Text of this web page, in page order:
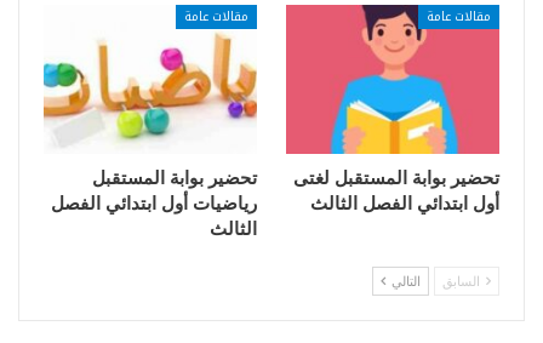
مقالات عامة
تحضير بوابة المستقبل لغتى
أول ابتدائي الفصل الثالث
مقالات عامة
تحضير بوابة المستقبل
رياضيات أول ابتدائي الفصل
الثالث
السابق التالي